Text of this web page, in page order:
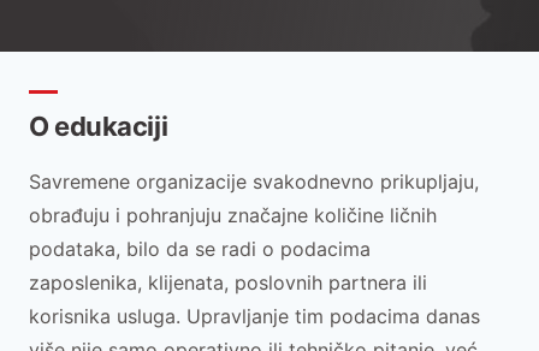
O edukaciji
Savremene organizacije svakodnevno prikupljaju,
obrađuju i pohranjuju značajne količine ličnih
podataka, bilo da se radi o podacima
zaposlenika, klijenata, poslovnih partnera ili
korisnika usluga. Upravljanje tim podacima danas